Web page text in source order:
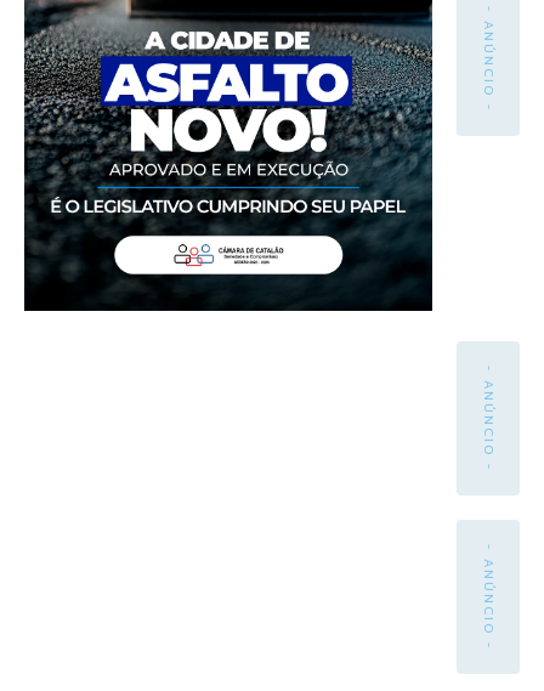
- ANÚNCIO -
- ANÚNCIO -
- ANÚNCIO -